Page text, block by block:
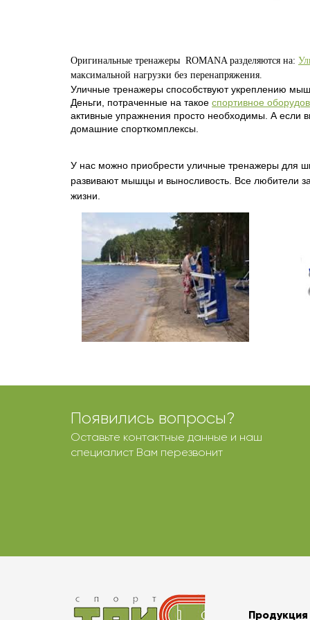
Оригинальные тренажеры ROMANA разделяются на:
максимальной нагрузки без перенапряжения.
Уличные тренажеры способствуют укреплению
Деньги, потраченные на такое спортивное
активные упражнения просто необходимы. А если
домашние спорткомплексы.
У нас можно приобрести уличные тренажеры для
развивают мышцы и выносливость. Все любители
жизни.
Появились вопросы?
Оставьте контактные данные и наш
специалист Вам перезвонит
Продукция